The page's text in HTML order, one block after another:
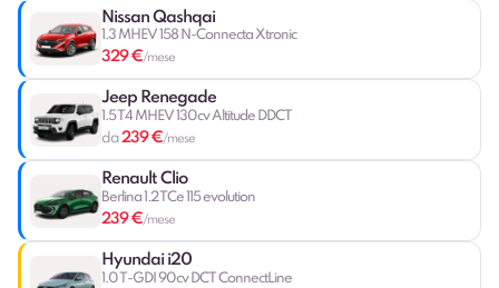
Nissan Qashqai
1.3 MHEV 158 N-Connecta Xtronic
329 €/mese
Jeep Renegade
1.5 T4 MHEV 130cv Altitude DDCT
da239 €/mese
Renault Clio
Berlina 1.2 TCe 115 evolution
239 €/mese
Hyundai i20
1.0 T-GDI 90cv DCT ConnectLine